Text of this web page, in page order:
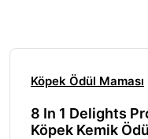
Köpek Ödül Maması
8 In 1 Delights
Köpek Kemik